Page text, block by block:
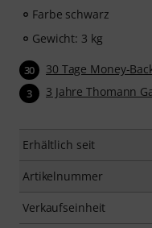
Farbe schwarz
Gewicht: 3 kg
30 30 Tage Money-
3 3 Jahre Thomann
Erhältlich seit
Artikelnummer
Verkaufseinheit